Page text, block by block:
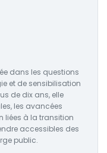
dans les questions
et de sensibilisation
de dix ans, elle
les avancées
liées à la transition
accessibles des
public.